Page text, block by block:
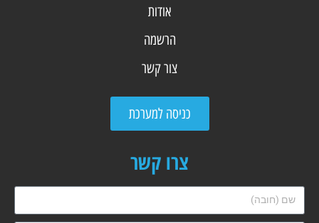
אודות
הרשמה
צור קשר
כניסה למערכת
צרו קשר